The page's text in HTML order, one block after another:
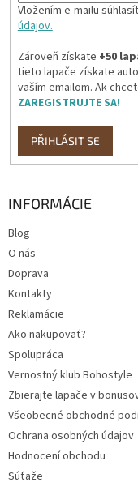
Vložením e-mailu
údajov.
Zároveň získate +50
tieto lapače získate
vaším emailom. Ak
ZAREGISTRUJTE SA!
PŘIHLÁSIT SE
INFORMÁCIE
Blog
O nás
Doprava
Kontakty
Reklamácie
Ako nakupovať?
Spolupráca
Vernostný klub Bohostyle
Zbierajte lapače v
Všeobecné obchodné
Ochrana osobných údajov
Hodnocení obchodu
Súťaže